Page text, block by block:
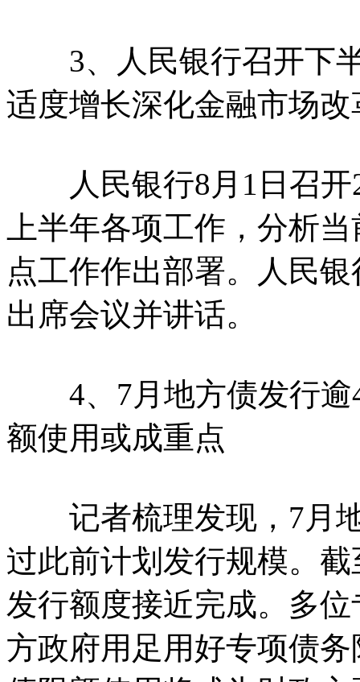
3、人民银行召开下半
适度增长深化金融市场改
人民银行8月1日召开
上半年各项工作，分析
点工作作出部署。人民
出席会议并讲话。
4、7月地方债发行逾
额使用或成重点
记者梳理发现，7月地
过此前计划发行规模。
发行额度接近完成。多
方政府用足用好专项债